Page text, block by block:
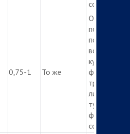
сорняков
0,75-1 То же
почвы
посева до
всходов
культуры
фазу 1-2
тройчатых
листьев
туры в
фазы роста
сорняков